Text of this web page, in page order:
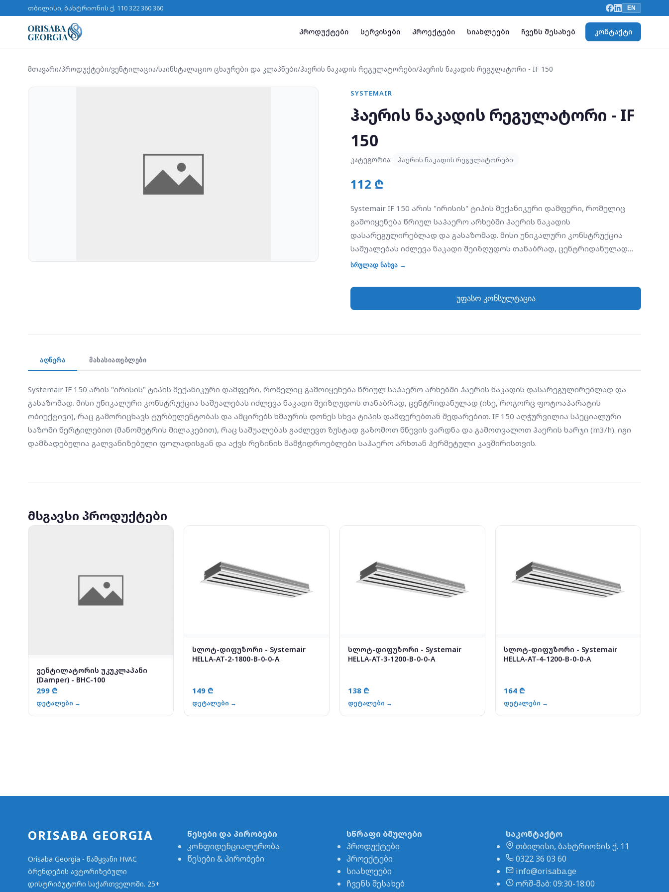
თბილისი, ბახტრიონის ქ. 110 322 360 360 EN
პროდუქტები სერვისები პროექტები სიახლეები ჩვენს შესახებ კონტაქტი
მთავარი/პროდუქტები/ვენტილაცია/საინსტალაციო ცხაურები და კლაპნები/ჰაერის ნაკადის რეგულატორები/ჰაერის ნაკადის რეგულატორი - IF 150
SYSTEMAIR
ჰაერის ნაკადის რეგულატორი - IF
150
კატეგორია: ჰაერის ნაკადის რეგულატორები
112 ₾
Systemair IF 150 არის "ირისის" ტიპის მექანიკური დამფერი, რომელიც
გამოიყენება წრიულ საჰაერო არხებში ჰაერის ნაკადის
დასარეგულირებლად და გასაზომად. მისი უნიკალური კონსტრუქცია
საშუალებას იძლევა ნაკადი შეიზღუდოს თანაბრად, ცენტრიდანულად
(ისე, როგორც ფოტოაპარატის ობიექტივი), რაც გამორიცხავს
შედარებით. IF 150 აღჭურვილია სპეციალური საზომი წერტილებით
(მანომეტრის მილაკებით), რაც საშუალებას გაძლევთ ზუსტად გაზომოთ
სრულად ნახვა →
უფასო კონსულტაცია
ᲐᲦᲬᲔᲠᲐ ᲛᲐᲮᲐᲡᲘᲐᲗᲔᲑᲚᲔᲑᲘ
Systemair IF 150 არის "ირისის" ტიპის მექანიკური დამფერი, რომელიც გამოიყენება წრიულ საჰაერო არხებში ჰაერის ნაკადის დასარეგულირებლად და
გასაზომად. მისი უნიკალური კონსტრუქცია საშუალებას იძლევა ნაკადი შეიზღუდოს თანაბრად, ცენტრიდანულად (ისე, როგორც ფოტოაპარატის
ობიექტივი), რაც გამორიცხავს ტურბულენტობას და ამცირებს ხმაურის დონეს სხვა ტიპის დამფერებთან შედარებით. IF 150 აღჭურვილია სპეციალური
საზომი წერტილებით (მანომეტრის მილაკებით), რაც საშუალებას გაძლევთ ზუსტად გაზომოთ წნევის ვარდნა და გამოთვალოთ ჰაერის ხარჯი (m3/h). იგი
დამზადებულია გალვანიზებული ფოლადისგან და აქვს რეზინის მამჭიდროებლები საჰაერო არხთან ჰერმეტული კავშირისთვის.
მსგავსი პროდუქტები
ვენტილატორის უკუკლაპანი
(Damper) - BHC-100
299 ₾
დეტალები →
სლოტ-დიფუზორი - Systemair
HELLA-AT-2-1800-B-0-0-A
149 ₾
დეტალები →
სლოტ-დიფუზორი - Systemair
HELLA-AT-3-1200-B-0-0-A
138 ₾
დეტალები →
სლოტ-დიფუზორი - Systemair
HELLA-AT-4-1200-B-0-0-A
164 ₾
დეტალები →
ORISABA GEORGIA
Orisaba Georgia - წამყვანი HVAC
ბრენდების ავტორიზებული
დისტრიბუტორი საქართველოში. 25+
წესები და პირობები
კონფიდენციალურობა
წესები & პირობები
სწრაფი ბმულები
პროდუქტები
პროექტები
სიახლეები
ჩვენს შესახებ
საკონტაქტო
თბილისი, ბახტრიონის ქ. 11
0322 36 03 60
info@orisaba.ge
ორშ-შაბ: 09:30-18:00